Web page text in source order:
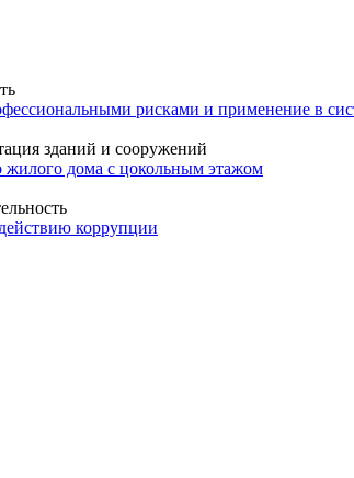
рисками и применение в
зданий и сооружений
жилого дома с цокольным этажом
коррупции